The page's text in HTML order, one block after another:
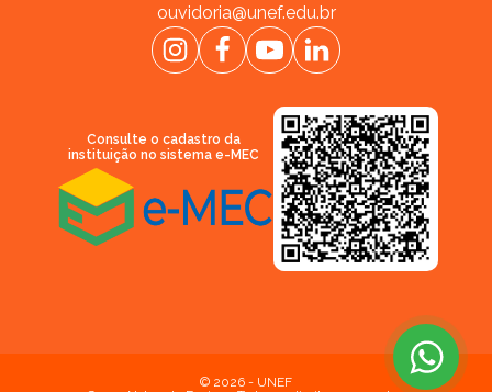
ouvidoria@unef.edu.br
Consulte o cadastro da
instituição no sistema e-MEC
© 2026 - UNEF